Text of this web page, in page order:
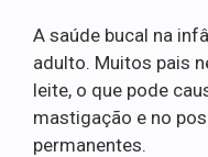
A saúde bucal na
adulto. Muitos pais
leite, o que pode
mastigação e no
permanentes.